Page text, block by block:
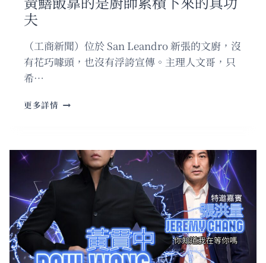
灣
豪
華
夫
（工商新聞）位於 San Leandro 新張的文廚，沒
有花巧噱頭，也沒有浮誇宣傳。主理人文哥，只
希…
更多詳情
｜
三
十
藝
沉
澱